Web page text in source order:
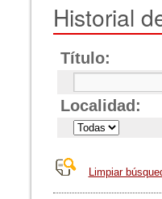
Historial
Título:
Localidad:
Limpiar